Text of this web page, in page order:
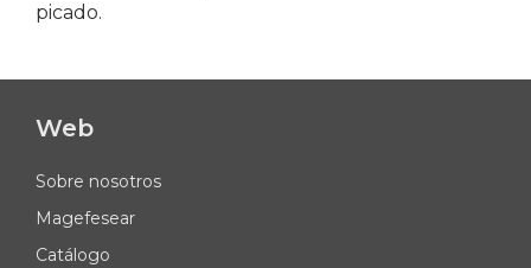
picado.
Web
Sobre nosotros
Magefesear
Catálogo